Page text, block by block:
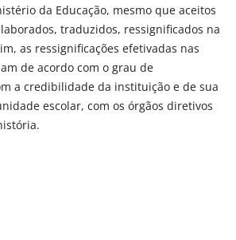
da Educação, mesmo que aceitos
traduzidos, ressignificados na
as ressignificações efetivadas nas
de acordo com o grau de
a credibilidade da instituição e de sua
escolar, com os órgãos diretivos